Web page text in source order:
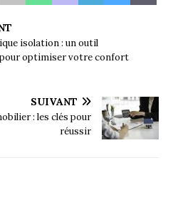
isolation : un outil
optimiser votre confort
SUIVANT
: les clés pour
réussir